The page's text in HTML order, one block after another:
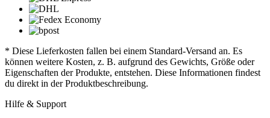
* Diese Lieferkosten fallen bei einem Standard-Versand an. Es
können weitere Kosten, z. B. aufgrund des Gewichts, Größe oder
Eigenschaften der Produkte, entstehen. Diese Informationen findest
du direkt in der Produktbeschreibung.
Hilfe & Support